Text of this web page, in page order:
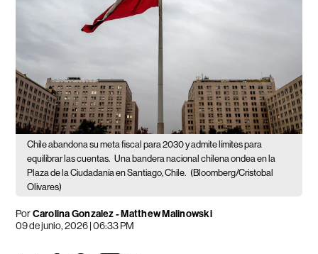
Chile abandona su meta fiscal para 2030 y admite límites para
equilibrar las cuentas. Una bandera nacional chilena ondea en la
Plaza de la Ciudadanía en Santiago, Chile. (Bloomberg/Cristobal
Olivares)
PorCarolina Gonzalez - Matthew Malinowski
09 de junio, 2026 | 06:33 PM